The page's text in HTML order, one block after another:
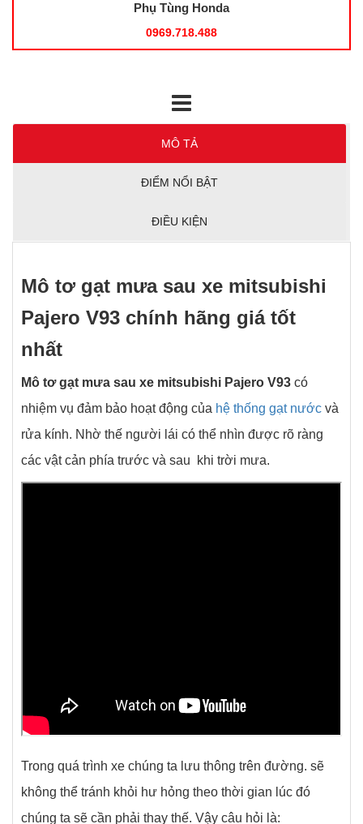
Phụ Tùng Honda
0969.718.488
MÔ TẢ
ĐIỂM NỔI BẬT
ĐIỀU KIỆN
Mô tơ gạt mưa sau xe mitsubishi
Pajero V93 chính hãng giá tốt
nhất
Mô tơ gạt mưa sau xe mitsubishi Pajero V93 có
nhiệm vụ đảm bảo hoạt động của hệ thống gạt nước và
rửa kính. Nhờ thế người lái có thể nhìn được rõ ràng
các vật cản phía trước và sau khi trời mưa.
Trong quá trình xe chúng ta lưu thông trên đường. sẽ
không thể tránh khỏi hư hỏng theo thời gian lúc đó
chúng ta sẽ cần phải thay thế. Vậy câu hỏi là: